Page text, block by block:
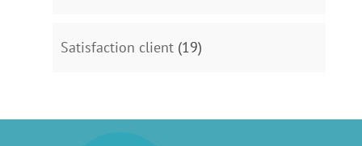
Satisfaction client(19)